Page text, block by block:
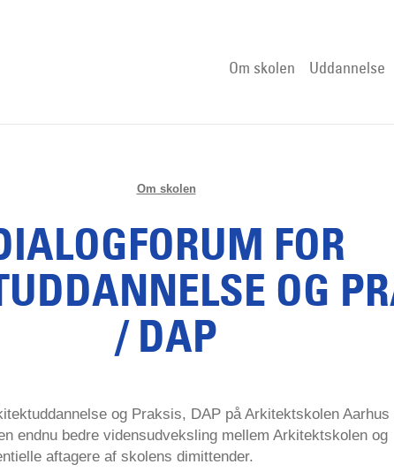
Om skolen Uddannelse
Om skolen
FOR
OG
/ DAP
og Praksis, DAP på Arkitektskolen
endnu bedre vidensudveksling mellem Arkitektskolen og
aftagere af skolens dimittender.